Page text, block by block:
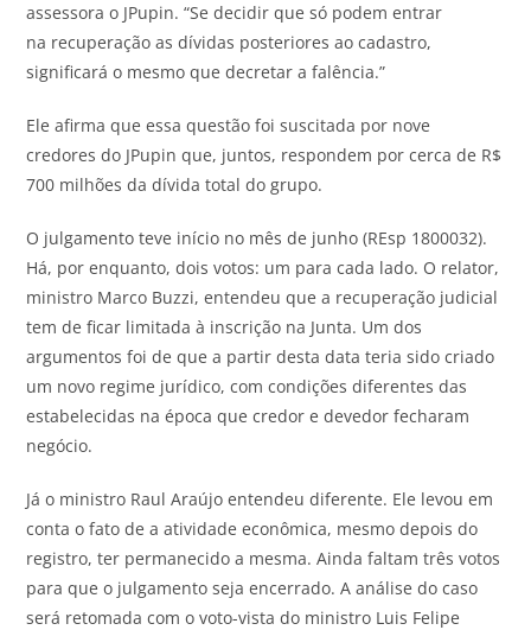
assessora o JPupin. “Se decidir que só podem entrar
na recuperação as dívidas posteriores ao cadastro,
significará o mesmo que decretar a falência.”
Ele afirma que essa questão foi suscitada por nove
credores do JPupin que, juntos, respondem por cerca de R$
700 milhões da dívida total do grupo.
O julgamento teve início no mês de junho (REsp 1800032).
Há, por enquanto, dois votos: um para cada lado. O relator,
ministro Marco Buzzi, entendeu que a recuperação judicial
tem de ficar limitada à inscrição na Junta. Um dos
argumentos foi de que a partir desta data teria sido criado
um novo regime jurídico, com condições diferentes das
estabelecidas na época que credor e devedor fecharam
negócio.
Já o ministro Raul Araújo entendeu diferente. Ele levou em
conta o fato de a atividade econômica, mesmo depois do
registro, ter permanecido a mesma. Ainda faltam três votos
para que o julgamento seja encerrado. A análise do caso
será retomada com o voto-vista do ministro Luis Felipe